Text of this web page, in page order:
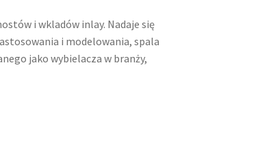
i wkladów inlay. Nadaje się
i modelowania, spala
jako wybielacza w branży,